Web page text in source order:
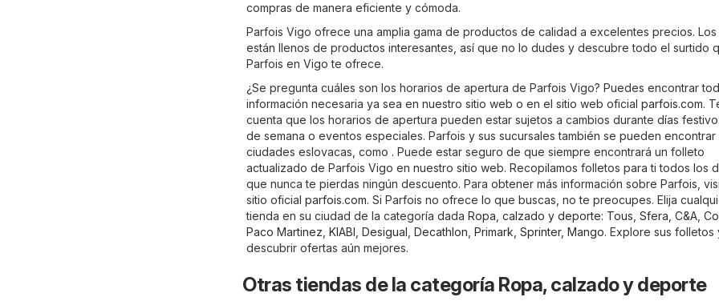
compras de manera eficiente y cómoda.
Parfois Vigo ofrece una amplia gama de productos de calidad a excelentes precios.
están llenos de productos interesantes, así que no lo dudes y descubre todo el surtido
Parfois en Vigo te ofrece.
¿Se pregunta cuáles son los horarios de apertura de Parfois Vigo? Puedes encontrar
información necesaria ya sea en nuestro sitio web o en el sitio web oficial parfois.com.
cuenta que los horarios de apertura pueden estar sujetos a cambios durante días
de semana o eventos especiales. Parfois y sus sucursales también se pueden encontrar
ciudades eslovacas, como . Puede estar seguro de que siempre encontrará un folleto
actualizado de Parfois Vigo en nuestro sitio web. Recopilamos folletos para ti todos los
que nunca te pierdas ningún descuento. Para obtener más información sobre Parfois,
sitio oficial parfois.com. Si Parfois no ofrece lo que buscas, no te preocupes. Elija
tienda en su ciudad de la categoría dada Ropa, calzado y deporte: Tous Sfera C&A
Paco Martinez KIABI Desigual Decathlon Primark Sprinter, Mango. Explore sus folletos
descubrir ofertas aún mejores.
Otras tiendas de la categoría Ropa, calzado y deporte